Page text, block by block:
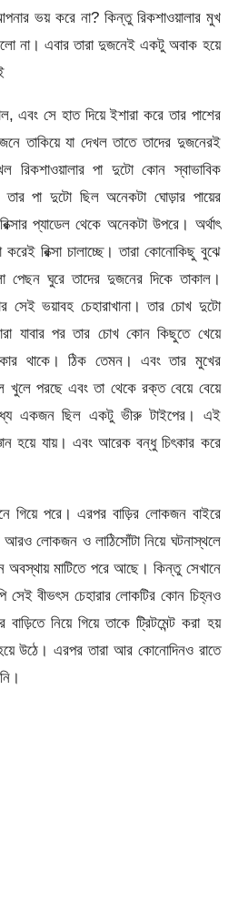
আপনার ভয় করে না? কিন্তু রিকশাওয়ালার মুখ
না। এবার তারা দুজনেই একটু অবাক হয়ে
এবং সে হাত দিয়ে ইশারা করে তার পাশের
তাকিয়ে যা দেখল তাতে তাদের দুজনেরই
রিকশাওয়ালার পা দুটো কোন স্বাভাবিক
পা দুটো ছিল অনেকটা ঘোড়ার পায়ের
প্যাডেল থেকে অনেকটা উপরে। অর্থাৎ
করেই রিক্সা চালাচ্ছে। তারা কোনোকিছু বুঝে
পেছন ঘুরে তাদের দুজনের দিকে তাকাল।
সেই ভয়াবহ চেহারাখানা। তার চোখ দুটো
যাবার পর তার চোখ কোন কিছুতে খেয়ে
থাকে। ঠিক তেমন। এবং তার মুখের
খুলে পরছে এবং তা থেকে রক্ত বেয়ে বেয়ে
একজন ছিল একটু ভীরু টাইপের। এই
হয়ে যায়। এবং আরেক বন্ধু চিৎকার করে
গিয়ে পরে। এরপর বাড়ির লোকজন বাইরে
লোকজন ও লাঠিসোঁটা নিয়ে ঘটনাস্থলে
অবস্থায় মাটিতে পরে আছে। কিন্তু সেখানে
সেই বীভৎস চেহারার লোকটির কোন চিহ্নও
নিয়ে গিয়ে তাকে ট্রিটমেন্ট করা হয়
উঠে। এরপর তারা আর কোনোদিনও রাতে